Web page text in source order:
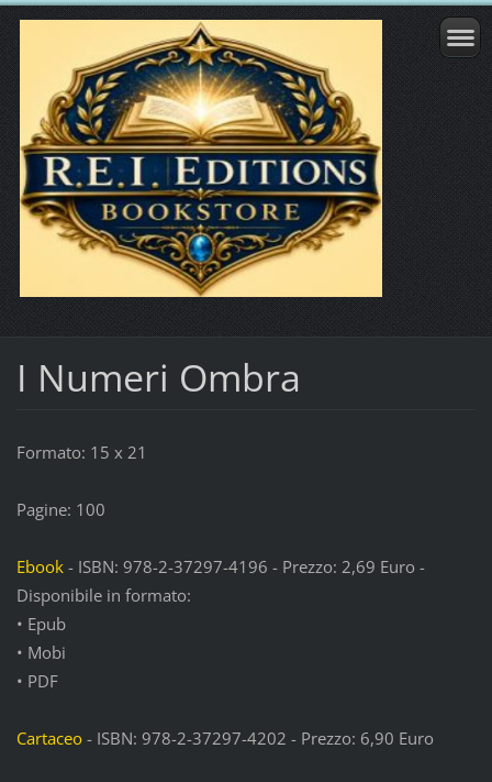
I Numeri Ombra
Formato: 15 x 21
Pagine: 100
Ebook- ISBN: 978-2-37297-4196 - Prezzo: 2,69 Euro -
Disponibile in formato:
• Epub
• Mobi
• PDF
Cartaceo- ISBN: 978-2-37297-4202 - Prezzo: 6,90 Euro